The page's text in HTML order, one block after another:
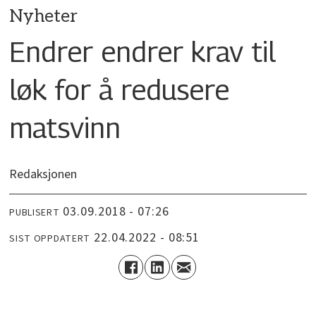
Nyheter
Endrer endrer krav til
løk for å redusere
matsvinn
Redaksjonen
PUBLISERT 03.09.2018 - 07:26
SIST OPPDATERT 22.04.2022 - 08:51